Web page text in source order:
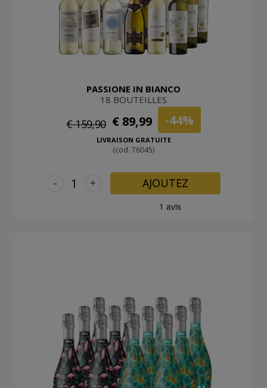
PASSIONE IN BIANCO
18 BOUTEILLES
€ 159,90 € 89,99 -44%
LIVRAISON GRATUITE
(cod. 76045)
+
- AJOUTEZ